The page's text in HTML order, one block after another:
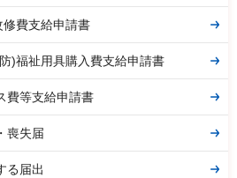
費支給申請書
)福祉用具購入費支給申請書
費等支給申請書
喪失届
る届出